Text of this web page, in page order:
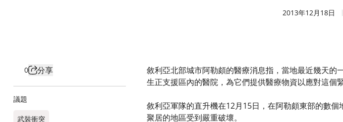
2013年12月18日
0 分享
議題
武裝衝突
敘利亞北部城市阿勒頗的醫療消息指，當地最近幾天
生正支援區內的醫院，為它們提供醫療物資以應對這個緊
敘利亞軍隊的直升機在12月15日，在阿勒頗東部的數
聚居的地區受到嚴重破壞。